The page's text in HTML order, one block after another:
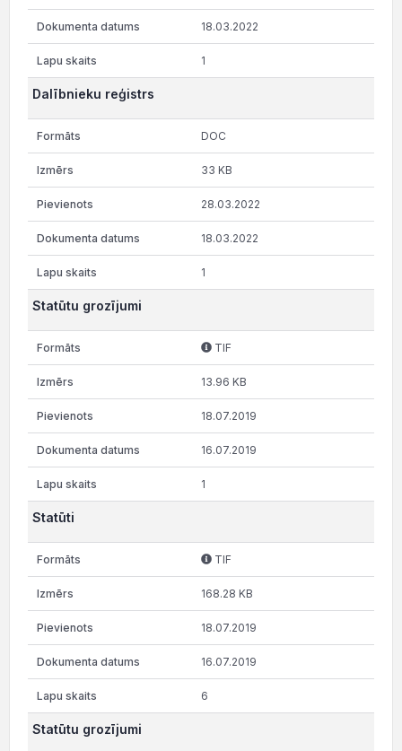
18.03.2022
1
Dalībnieku reģistrs
DOC
33 KB
28.03.2022
18.03.2022
1
Statūtu grozījumi
TIF
13.96 KB
18.07.2019
16.07.2019
1
Statūti
TIF
168.28 KB
18.07.2019
16.07.2019
6
Statūtu grozījumi